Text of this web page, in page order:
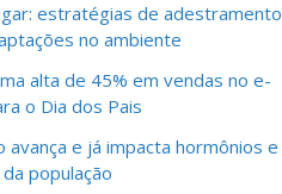
estratégias de adestramento
no ambiente
alta de 45% em vendas no e-
o Dia dos Pais
avança e já impacta hormônios e
população